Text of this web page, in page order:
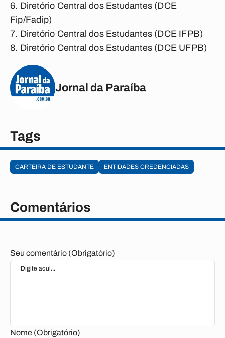
Diretório Central dos Estudantes (DCE
Fip/Fadip)
Diretório Central dos Estudantes (DCE IFPB)
Diretório Central dos Estudantes (DCE UFPB)
Jornal da Paraíba
Tags
CARTEIRA DE ESTUDANTE ENTIDADES CREDENCIADAS
Comentários
Seu comentário (Obrigatório)
Nome (Obrigatório)